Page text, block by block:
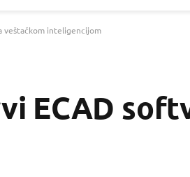
veštačkom inteligencijom
ECAD